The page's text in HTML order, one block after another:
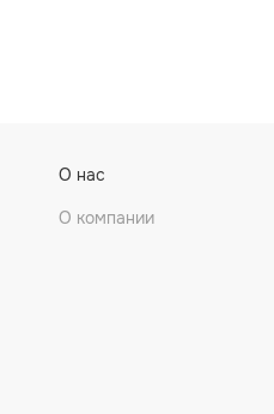
О нас
О компании